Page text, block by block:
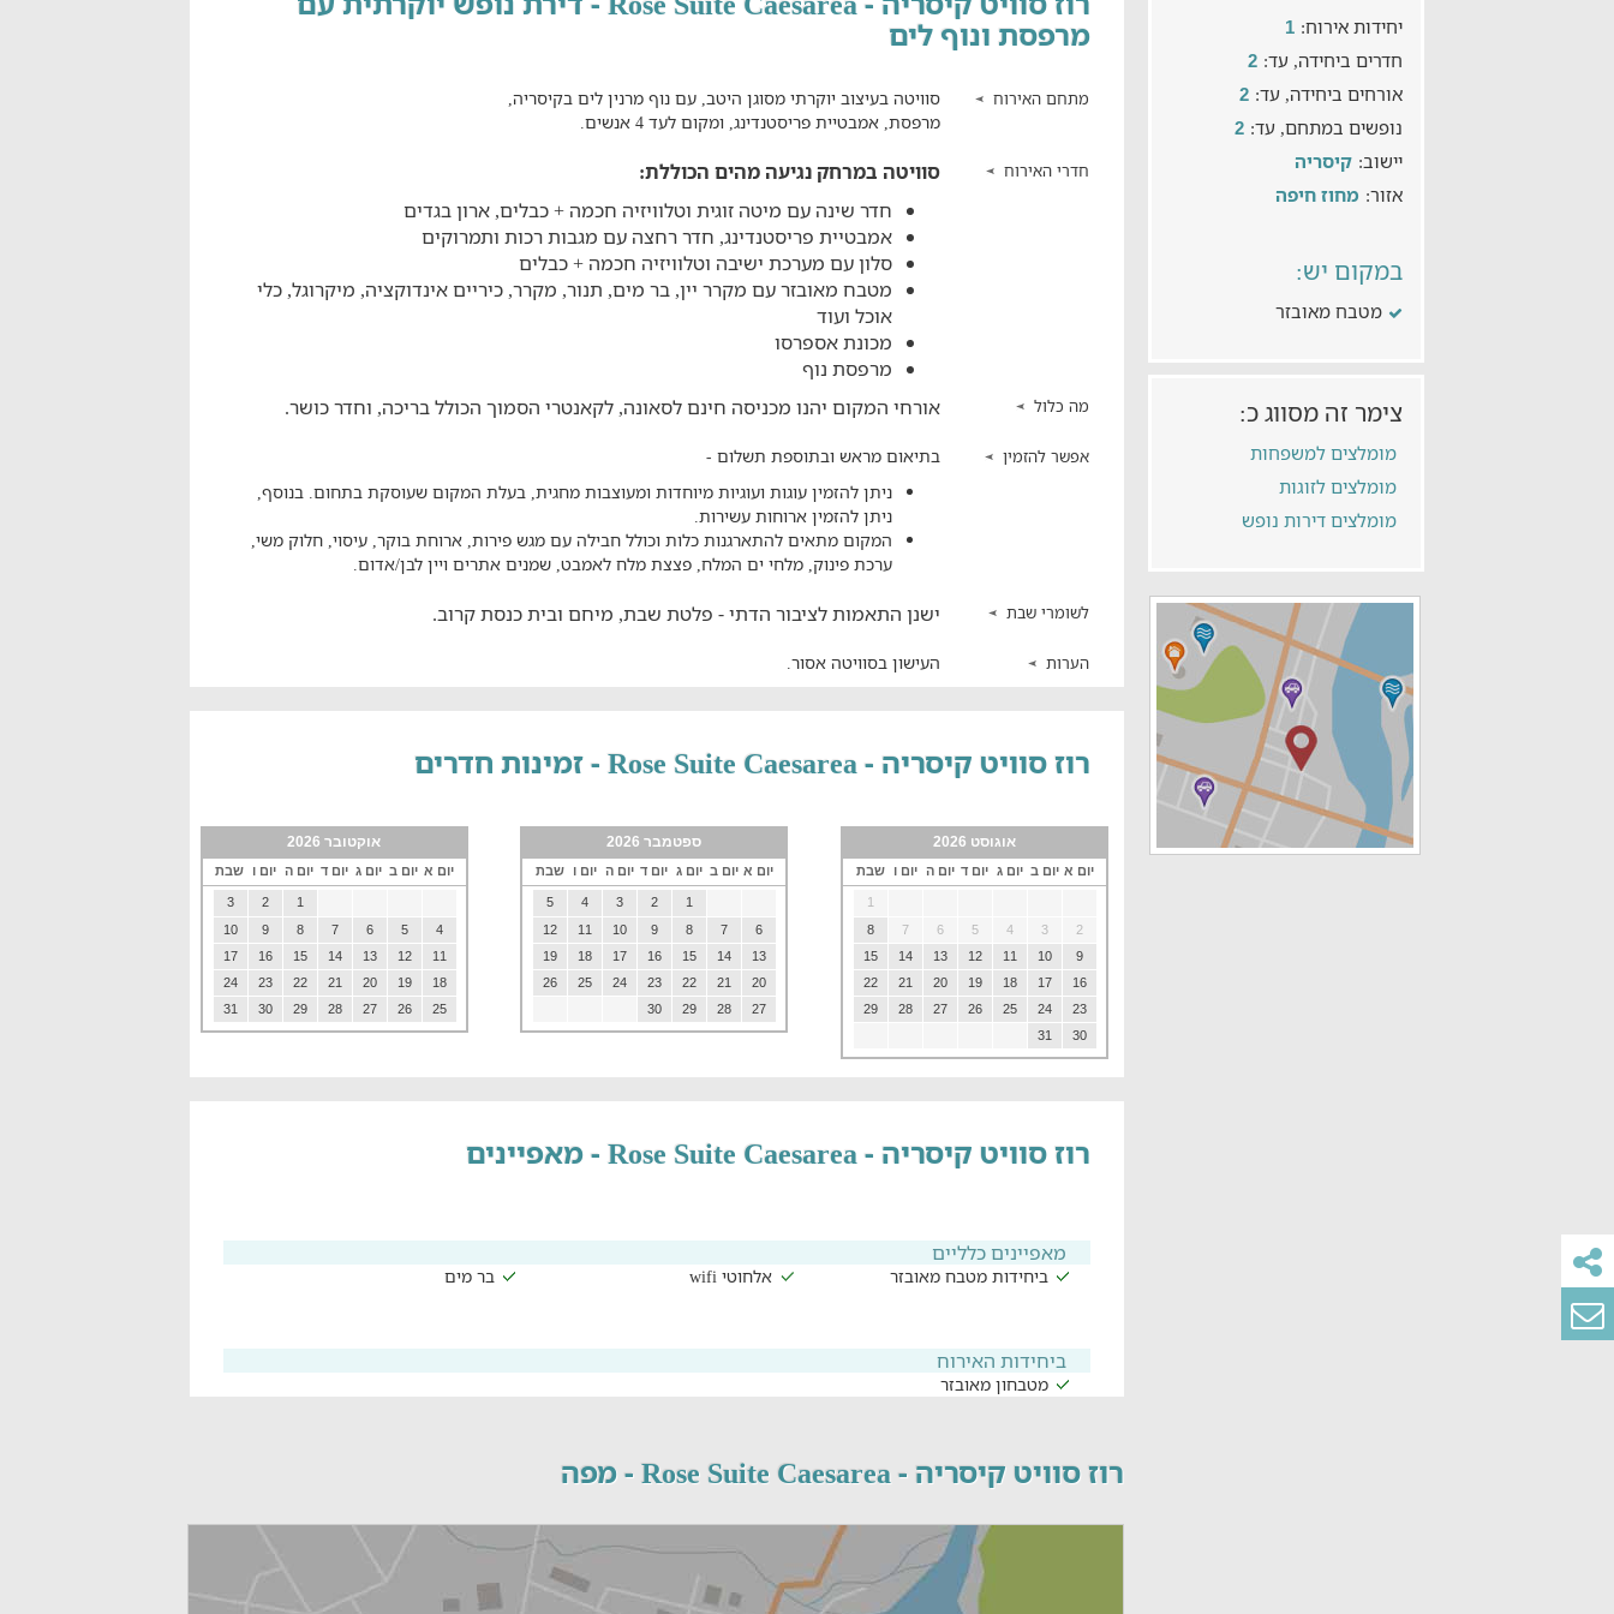
יחידות אירוח: 1
חדרים ביחידה, עד: 2
אורחים ביחידה, עד: 2
נופשים במתחם, עד: 2
יישוב: קיסריה
אזור: מחוז חיפה
במקום יש:
מטבח מאובזר
צימר זה מסווג כ:
מומלצים למשפחות
מומלצים לזוגות
מומלצים דירות נופש
מרפסת ונוף לים
מתחם האירוח
סוויטה בעיצוב יוקרתי מסוגן היטב, עם נוף מרנין לים בקיסריה,
מרפסת, אמבטיית פריסטנדינג, ומקום לעד 4 אנשים.
חדרי האירוח
סוויטה במרחק נגיעה מהים הכוללת:
חדר שינה עם מיטה זוגית וטלוויזיה חכמה + כבלים, ארון בגדים
אמבטיית פריסטנדינג, חדר רחצה עם מגבות רכות ותמרוקים
סלון עם מערכת ישיבה וטלוויזיה חכמה + כבלים
מטבח מאובזר עם מקרר יין, בר מים, תנור, מקרר, כיריים אינדוקציה, מיקרוגל, כלי
אוכל ועוד
מכונת אספרסו
מרפסת נוף
מה כלול אורחי המקום יהנו מכניסה חינם לסאונה, לקאנטרי הסמוך הכולל בריכה, וחדר כושר.
אפשר להזמין
בתיאום מראש ובתוספת תשלום -
ניתן להזמין עוגות ועוגיות מיוחדות ומעוצבות מחגית, בעלת המקום שעוסקת בתחום. בנוסף,
ניתן להזמין ארוחות עשירות.
המקום מתאים להתארגנות כלות וכולל חבילה עם מגש פירות, ארוחת בוקר, עיסוי, חלוק משי,
ערכת פינוק, מלחי ים המלח, פצצת מלח לאמבט, שמנים אתרים ויין לבן/אדום.
לשומרי שבת ישנן התאמות לציבור הדתי - פלטת שבת, מיחם ובית כנסת קרוב.
הערות העישון בסוויטה אסור.
רוז סוויט קיסריה - Rose Suite Caesarea - זמינות חדרים
אוגוסט 2026
יום א יום ב יום ג יום ד יום ה יום ו שבת
1
2
3
4
5
6
7
8
9
10
11
12
13
14
15
16
17
18
19
20
21
22
23
24
25
26
27
28
29
30
31
ספטמבר 2026
יום א יום ב יום ג יום ד יום ה יום ו שבת
1
2
3
4
5
6
7
8
9
10
11
12
13
14
15
16
17
18
19
20
21
22
23
24
25
26
27
28
29
30
אוקטובר 2026
יום א יום ב יום ג יום ד יום ה יום ו שבת
1
2
3
4
5
6
7
8
9
10
11
12
13
14
15
16
17
18
19
20
21
22
23
24
25
26
27
28
29
30
31
רוז סוויט קיסריה - Rose Suite Caesarea - מאפיינים
מאפיינים כלליים
ביחידות מטבח מאובזר אלחוטי wifi בר מים
ביחידות האירוח
מטבחון מאובזר
רוז סוויט קיסריה - Rose Suite Caesarea - מפה